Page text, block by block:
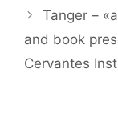
Tanger –
and book
Cervantes